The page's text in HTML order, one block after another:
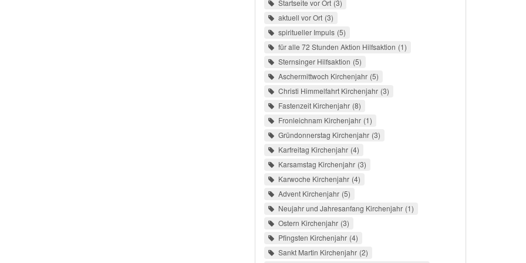
Startseite vor Ort 3
aktuell vor Ort 3
spiritueller Impuls 5
für alle 72 Stunden Aktion Hilfsaktion 1
Sternsinger Hilfsaktion 5
Aschermittwoch Kirchenjahr 5
Christi Himmelfahrt Kirchenjahr 3
Fastenzeit Kirchenjahr 8
Fronleichnam Kirchenjahr 1
Gründonnerstag Kirchenjahr 3
Karfreitag Kirchenjahr 4
Karsamstag Kirchenjahr 3
Karwoche Kirchenjahr 4
Advent Kirchenjahr 5
Neujahr und Jahresanfang Kirchenjahr 1
Ostern Kirchenjahr 3
Pfingsten Kirchenjahr 4
Sankt Martin Kirchenjahr 2